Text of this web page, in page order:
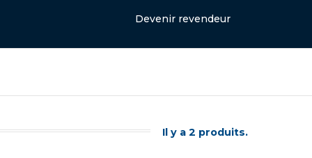
Devenir revendeur
Il y a 2 produits.